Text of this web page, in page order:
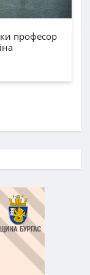
професор